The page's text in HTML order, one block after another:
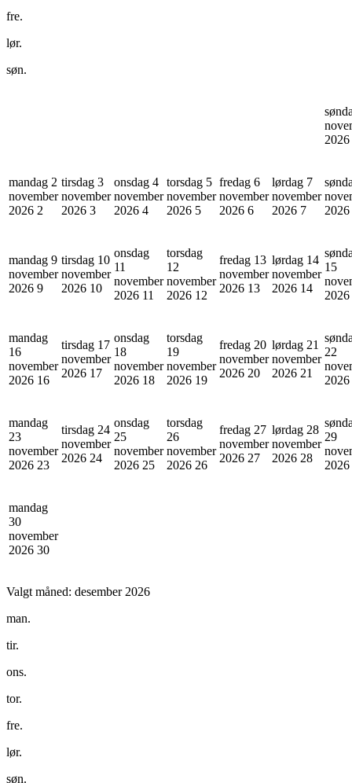
fre.
lør.
søn.
2026
mandag 2
november
2026 2
tirsdag 3
november
2026 3
onsdag 4
november
2026 4
torsdag 5
november
2026 5
fredag 6
november
2026 6
lørdag 7
november
2026 7
2026
mandag 9
november
2026 9
tirsdag 10
november
2026 10
onsdag
11
november
2026 11
torsdag
12
november
2026 12
fredag 13
november
2026 13
lørdag 14
november
2026 14
15
2026
mandag
16
november
2026 16
tirsdag 17
november
2026 17
onsdag
18
november
2026 18
torsdag
19
november
2026 19
fredag 20
november
2026 20
lørdag 21
november
2026 21
22
2026
mandag
23
november
2026 23
tirsdag 24
november
2026 24
onsdag
25
november
2026 25
torsdag
26
november
2026 26
fredag 27
november
2026 27
lørdag 28
november
2026 28
29
2026
mandag
30
november
2026 30
Valgt måned: desember 2026
man.
tir.
ons.
tor.
fre.
lør.
søn.